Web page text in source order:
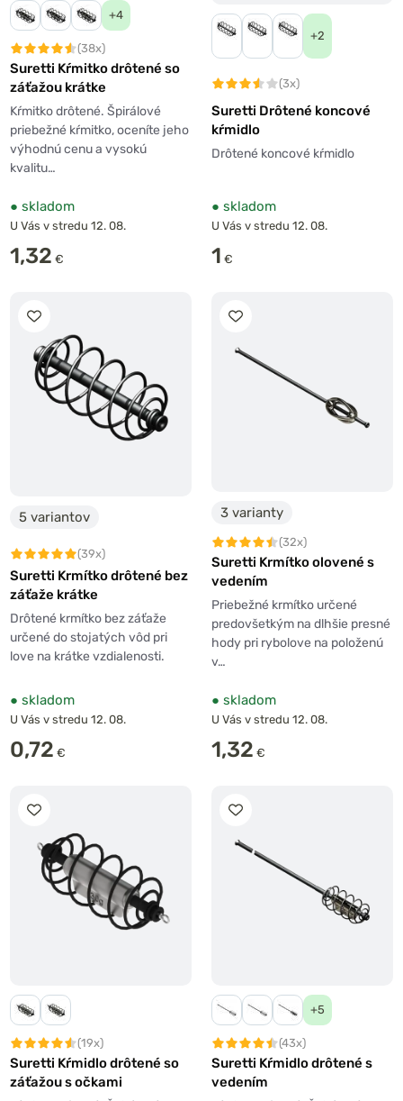
+4
(38x)
Suretti Kŕmitko drôtené so
záťažou krátke
Kŕmitko drôtené. Špirálové
priebežné kŕmitko, oceníte jeho
výhodnú cenu a vysokú
kvalitu…
● skladom
U Vás v stredu 12. 08.
1,32 €
+2
(3x)
Suretti Drôtené koncové
kŕmidlo
Drôtené koncové kŕmidlo
● skladom
U Vás v stredu 12. 08.
1 €
5 variantov
(39x)
Suretti Krmítko drôtené bez
záťaže krátke
Drôtené krmítko bez záťaže
určené do stojatých vôd pri
love na krátke vzdialenosti.
● skladom
U Vás v stredu 12. 08.
0,72 €
3 varianty
(32x)
Suretti Krmítko olovené s
vedením
Priebežné krmítko určené
predovšetkým na dlhšie presné
hody pri rybolove na položenú
v…
● skladom
U Vás v stredu 12. 08.
1,32 €
(19x)
Suretti Kŕmidlo drôtené so
záťažou s očkami
+5
(43x)
Suretti Kŕmidlo drôtené s
vedením